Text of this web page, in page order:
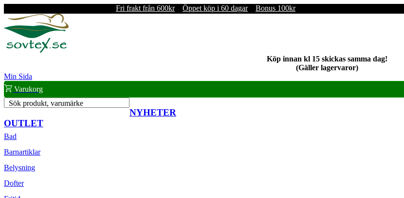
Fri frakt från 600kr Öppet köp i 60 dagar Bonus 100kr
Köp innan kl 15 skickas samma dag!
(Gäller lagervaror)
Min Sida
Varukorg
Sök produkt, varumärke
NYHETER
OUTLET
Bad
Barnartiklar
Belysning
Dofter